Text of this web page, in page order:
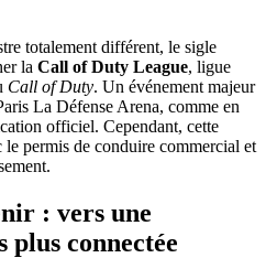
totalement différent, le sigle
la Call of Duty League, ligue
Call of Duty. Un événement majeur
La Défense Arena, comme en
officiel. Cependant, cette
permis de conduire commercial et
: vers une
connectée